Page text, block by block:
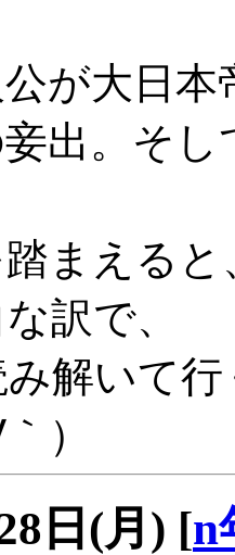
が大日
出。そ
まえる
訳で、
解いて
）
日(月) [n